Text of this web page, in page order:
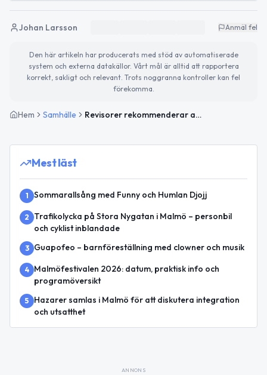
Johan Larsson Anmäl fel
Den här artikeln har producerats med stöd av automatiserade
system och externa datakällor. Vårt mål är alltid att rapportera
korrekt, sakligt och relevant. Trots noggranna kontroller kan fel
förekomma.
Hem Samhälle Revisorer rekommenderar ansvarsfrihet i Malmö stad
Mest läst
1 Sommarallsång med Funny och Humlan Djojj
2
Trafikolycka på Stora Nygatan i Malmö – personbil
och cyklist inblandade
3 Guapofeo – barnföreställning med clowner och musik
4
Malmöfestivalen 2026: datum, praktisk info och
programöversikt
5
Hazarer samlas i Malmö för att diskutera integration
och utsatthet
ANNONS